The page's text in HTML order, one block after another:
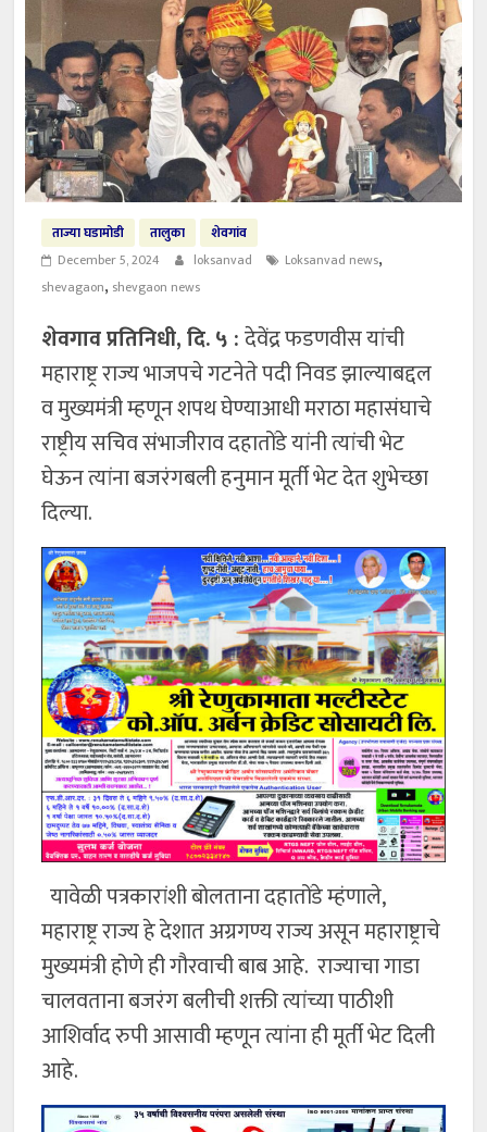
ताज्या घडामोडी तालुका
शेवगांव
December 5, 2024
loksanvad Loksanvad news,
shevagaon, shevgaon news
शेवगाव प्रतिनिधी, दि. ५ :देवेंद्र फडणवीस यांची
महाराष्ट्र राज्य भाजपचे गटनेते पदी निवड झाल्याबद्दल
व मुख्यमंत्री म्हणून शपथ घेण्याआधी मराठा महासंघाचे
राष्ट्रीय सचिव संभाजीराव दहातोंडे यांनी त्यांची भेट
घेऊन त्यांना बजरंगबली हनुमान मूर्ती भेट देत शुभेच्छा
दिल्या.
यावेळी पत्रकारांशी बोलताना दहातोंडे म्हंणाले,
महाराष्ट्र राज्य हे देशात अग्रगण्य राज्य असून महाराष्ट्राचे
मुख्यमंत्री होणे ही गौरवाची बाब आहे. राज्याचा गाडा
चालवताना बजरंग बलीची शक्ती त्यांच्या पाठीशी
आशिर्वाद रुपी आसावी म्हणून त्यांना ही मूर्ती भेट दिली
आहे.